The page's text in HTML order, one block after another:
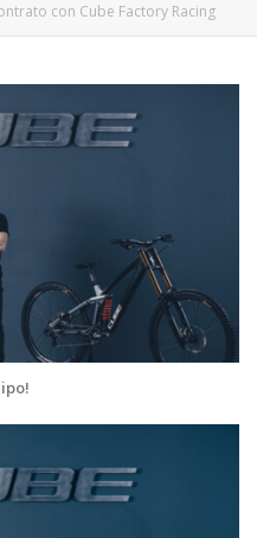
con Cube Factory Racing